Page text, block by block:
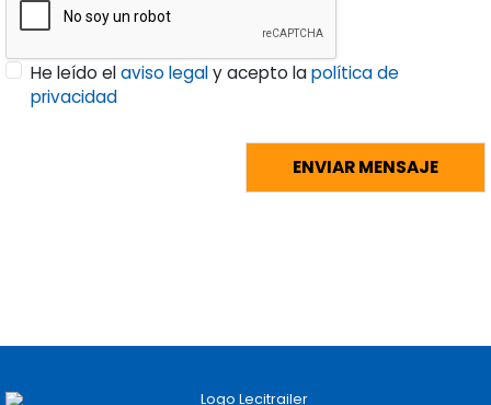
He leído elaviso legaly acepto lapolítica de
privacidad